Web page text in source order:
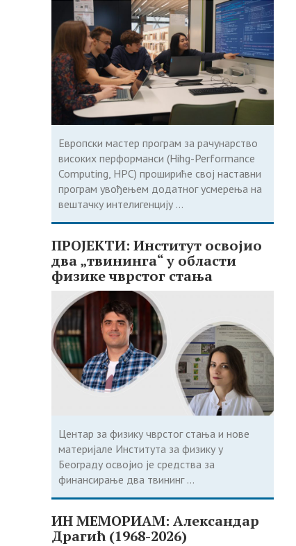
Европски мастер програм за рачунарство
високих перформанси (Hihg-Performance
Computing, HPC) прошириће свој наставни
програм увођењем додатног усмерења на
вештачку интелигенцију ...
ПРОЈЕКТИ: Институт освојио
два „твининга“ у области
физике чврстог стања
Центар за физику чврстог стања и нове
материјале Института за физику у
Београду освојио је средства за
финансирање два твининг ...
ИН МЕМОРИАМ: Александар
Драгић (1968-2026)